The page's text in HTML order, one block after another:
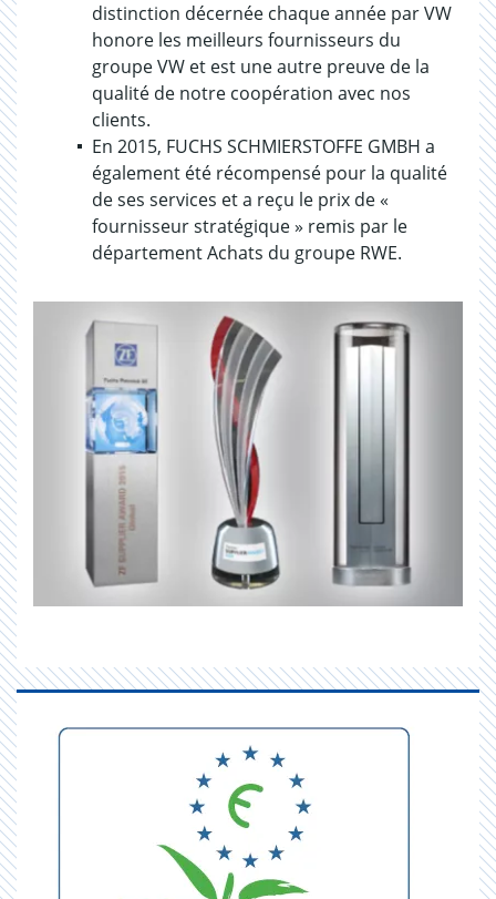
distinction décernée chaque année par VW
honore les meilleurs fournisseurs du
groupe VW et est une autre preuve de la
qualité de notre coopération avec nos
clients.
En 2015, FUCHS SCHMIERSTOFFE GMBH a
également été récompensé pour la qualité
de ses services et a reçu le prix de «
fournisseur stratégique » remis par le
département Achats du groupe RWE.